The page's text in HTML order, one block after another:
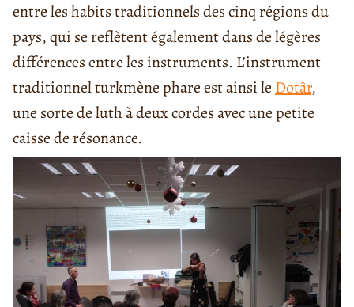
entre les habits traditionnels des cinq régions du
pays, qui se reflètent également dans de légères
différences entre les instruments. L’instrument
traditionnel turkmène phare est ainsi le Dotâr,
une sorte de luth à deux cordes avec une petite
caisse de résonance.